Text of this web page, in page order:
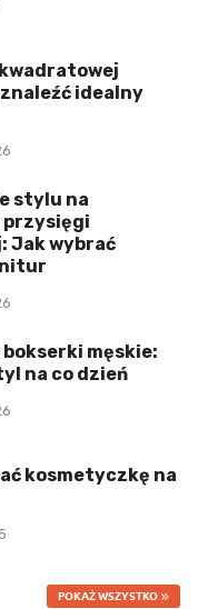
idealny
stylu na
przysięgi
Jak wybrać
bokserki męskie:
na co dzień
kosmetyczkę na
POKAŻ WSZYSTKO